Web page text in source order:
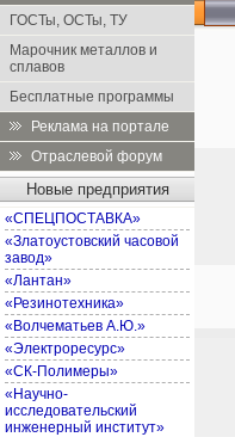
ГОСТы, ОСТы, ТУ
Марочник металлов и
сплавов
Бесплатные программы
Реклама на портале
Отраслевой форум
Новые предприятия
«СПЕЦПОСТАВКА»
«Златоустовский часовой
завод»
«Лантан»
«Резинотехника»
«Волчематьев А.Ю.»
«Электроресурс»
«СК-Полимеры»
«Научно-
исследовательский
инженерный институт»